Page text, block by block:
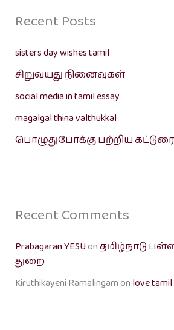
Recent Posts
sisters day wishes tamil
சிறுவயது நினைவுகள்
social media in tamil essay
magalgal thina valthukkal
பொழுதுபோக்கு பற்றிய கட்டுரை
Recent Comments
Prabagaran YESUonதமிழ்நாடு
துறை
Kiruthikayeni Ramalingamon love tamil